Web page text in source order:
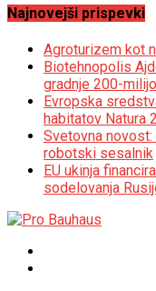
Najnovejši prispevki
Agroturizem kot
Biotehnopolis
gradnje 200-
Evropska
habitatov Natura
Svetovna
robotski sesalnik
EU ukinja
sodelovanja